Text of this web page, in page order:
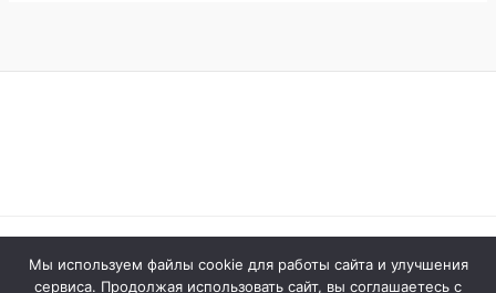
Мы используем файлы cookie для работы сайта и улучшения
сервиса. Продолжая использовать сайт, вы соглашаетесь с